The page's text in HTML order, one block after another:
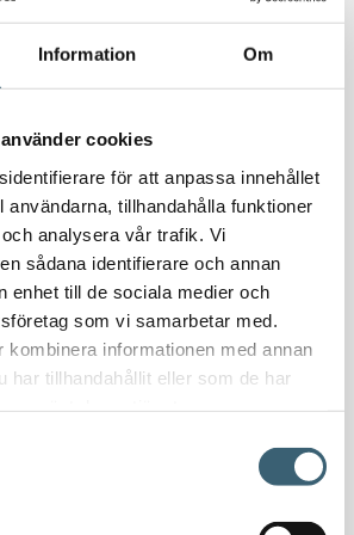
Information Om
cookies
för att anpassa innehållet
användarna, tillhandahålla funktioner
analysera vår trafik. Vi
sådana identifierare och annan
enhet till de sociala medier och
som vi samarbetar med.
kombinera informationen med annan
har tillhandahållit eller som de har
& tillbehör
& sandlådor
tillverkning
& tillbehör/Tillbehör
enkeladapter